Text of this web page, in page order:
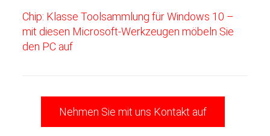
Chip: Klasse Toolsammlung für Windows 10 –
mit diesen Microsoft-Werkzeugen möbeln Sie
den PC auf
Nehmen Sie mit uns Kontakt auf